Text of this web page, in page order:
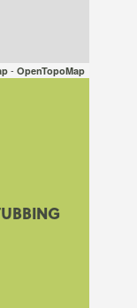
- OpenTopoMap